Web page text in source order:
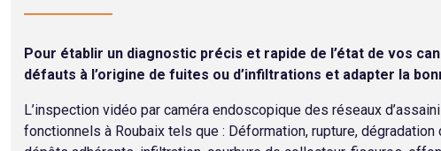
Pour établir un diagnostic précis et rapide de l’état de vos
défauts à l’origine de fuites ou d’infiltrations et adapter la
L’inspection vidéo par caméra endoscopique des réseaux
fonctionnels à Roubaix tels que : Déformation, rupture,